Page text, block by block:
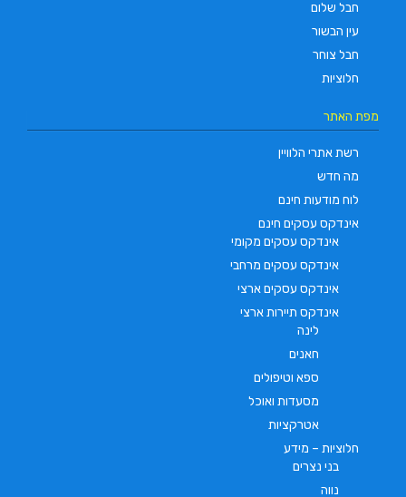
חבל שלום
עין הבשור
חבל צוחר
חלוציות
מפת האתר
רשת אתרי הלוויין
מה חדש
לוח מודעות חינם
אינדקס עסקים חינם
אינדקס עסקים מקומי
אינדקס עסקים מרחבי
אינדקס עסקים ארצי
אינדקס תיירות ארצי
לינה
חאנים
ספא וטיפולים
מסעדות ואוכל
אטרקציות
חלוציות – מידע
בני נצרים
נווה